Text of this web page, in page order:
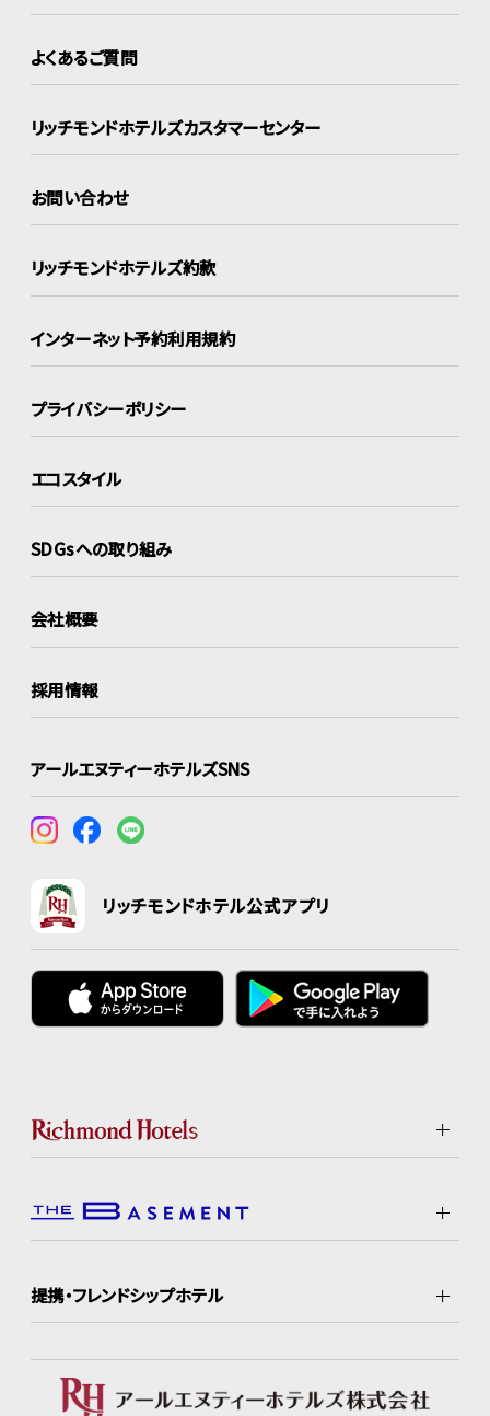
よくあるご質問
リッチモンドホテルズカスタマーセンター
お問い合わせ
リッチモンドホテルズ約款
インターネット予約利用規約
プライバシーポリシー
エコスタイル
SDGsへの取り組み
会社概要
採用情報
アールエヌティーホテルズSNS
リッチモンドホテル公式アプリ
提携・フレンドシップホテル